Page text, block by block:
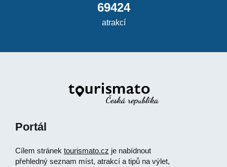
69424
atrakcí
Portál
Cílem stránek tourismato.cz je nabídnout
přehledný seznam míst, atrakcí a tipů na výlet,